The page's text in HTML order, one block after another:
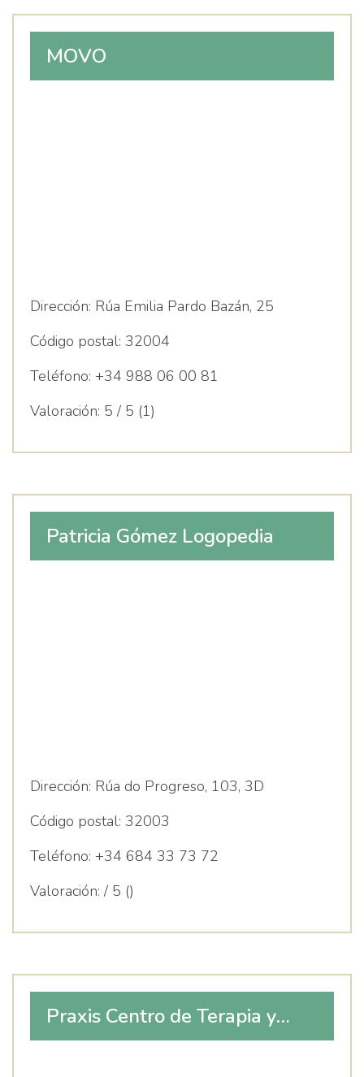
MOVO
Dirección: Rúa Emilia Pardo Bazán, 25
Código postal: 32004
Teléfono: +34 988 06 00 81
Valoración: 5 / 5 (1)
Patricia Gómez Logopedia
Dirección: Rúa do Progreso, 103, 3D
Código postal: 32003
Teléfono: +34 684 33 73 72
Valoración: / 5 ()
Praxis Centro de Terapia y